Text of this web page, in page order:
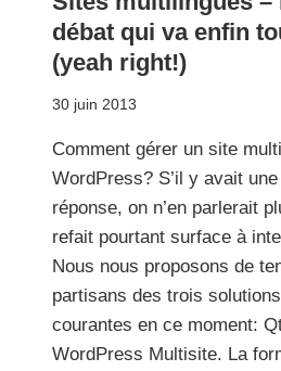
débat qui va enfin
(yeah right!)
30 juin 2013
Comment gérer un site
WordPress? S’il y avait
réponse, on n’en parlerait
refait pourtant surface à
Nous nous proposons de
partisans des trois
courantes en ce moment:
WordPress Multisite. La